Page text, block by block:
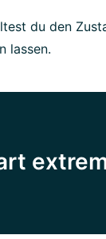
du den
lassen.